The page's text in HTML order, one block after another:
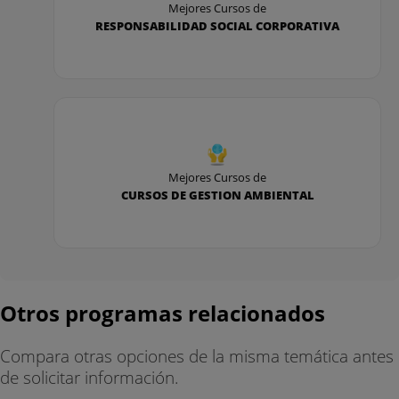
f. Producción eficiente de frío / calor. Sistemas
convencionales
h. Control de climatización
Desarrollo y evaluación de una instalación
eficiente de climatización
Mejores Cursos de
RESPONSABILIDAD SOCIAL CORPORATIVA
Mejores Cursos de
CURSOS DE GESTION AMBIENTAL
Otros programas relacionados
Compara otras opciones de la misma temática antes
de solicitar información.